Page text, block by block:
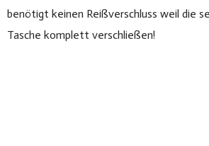
benötigt keinen Reißverschluss weil die
Tasche komplett verschließen!